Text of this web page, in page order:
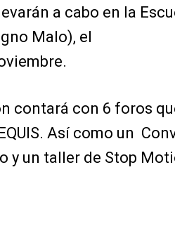
a cabo en la
Malo), el
contará con 6 foros
Así como un
y un taller de Stop